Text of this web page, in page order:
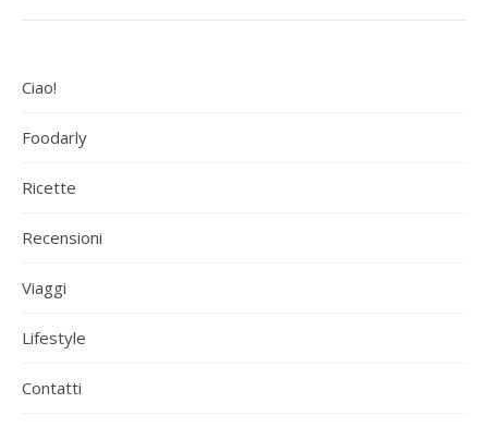
Ciao!
Foodarly
Ricette
Recensioni
Viaggi
Lifestyle
Contatti